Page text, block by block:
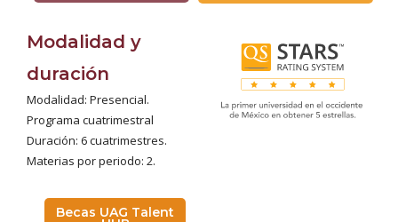
Modalidad y
duración
Modalidad: Presencial.
Programa cuatrimestral
Duración: 6 cuatrimestres.
Materias por periodo: 2.
Becas UAG Talent